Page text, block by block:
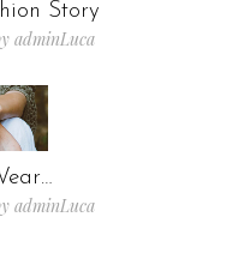
Story
adminLuca
adminLuca